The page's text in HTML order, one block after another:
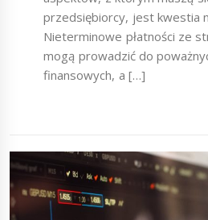
przedsiębiorcy, jest kwestia
Nieterminowe płatności ze
mogą prowadzić do
finansowych, a […]